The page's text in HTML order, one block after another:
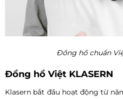
Đồng hồ chuẩn
Đồng hồ Việt KLASERN
Klasern bắt đầu hoạt động từ